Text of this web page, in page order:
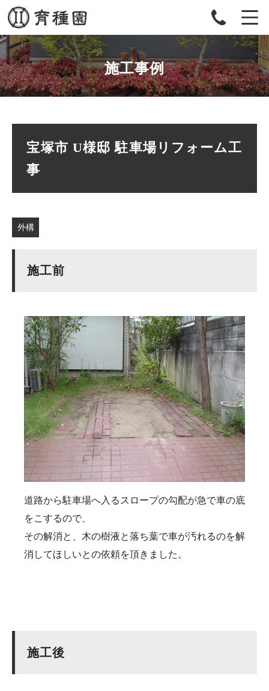
施工事例
宝塚市 U様邸 駐車場リフォーム工
事
外構
施工前
道路から駐車場へ入るスロープの勾配が急で車の底
をこするので、
その解消と、木の樹液と落ち葉で車が汚れるのを解
消してほしいとの依頼を頂きました。
施工後